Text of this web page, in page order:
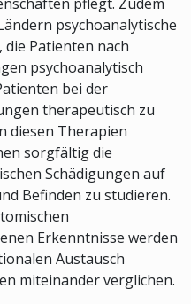
psychoanalytische
Patienten nach
psychoanalytisch
bei der
therapeutisch zu
diesen Therapien
sorgfältig die
Schädigungen auf
Befinden zu studieren.
Erkenntnisse werden
Austausch
miteinander verglichen.